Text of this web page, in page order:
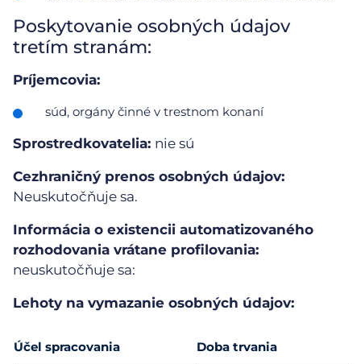
Poskytovanie osobných údajov
tretím stranám:
Príjemcovia:
súd, orgány činné v trestnom konaní
Sprostredkovatelia: nie sú
Cezhraničný prenos osobných údajov:
Neuskutočňuje sa.
Informácia o existencii automatizovaného
rozhodovania vrátane profilovania:
neuskutočňuje sa:
Lehoty na vymazanie osobných údajov:
Účel spracovania
Doba trvania